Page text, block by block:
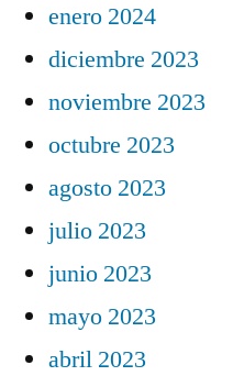
enero 2024
diciembre 2023
noviembre 2023
octubre 2023
agosto 2023
julio 2023
junio 2023
mayo 2023
abril 2023